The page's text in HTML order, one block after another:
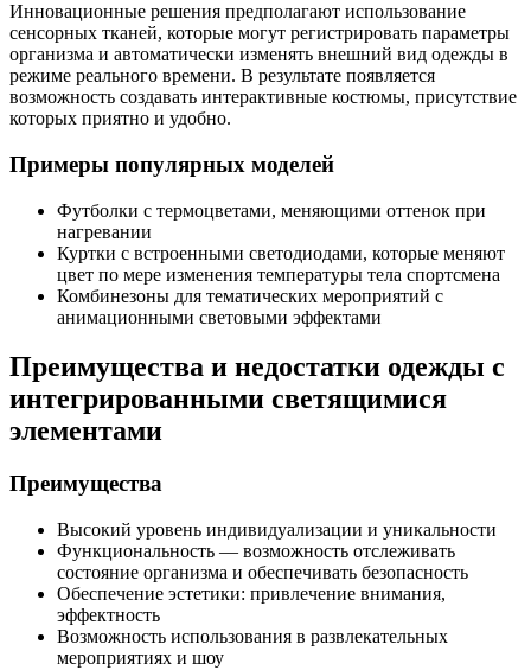
Инновационные решения предполагают использование
сенсорных тканей, которые могут регистрировать параметры
организма и автоматически изменять внешний вид одежды в
режиме реального времени. В результате появляется
возможность создавать интерактивные костюмы, присутствие
которых приятно и удобно.
Примеры популярных моделей
Футболки с термоцветами, меняющими оттенок при
нагревании
Куртки с встроенными светодиодами, которые меняют
цвет по мере изменения температуры тела спортсмена
Комбинезоны для тематических мероприятий с
анимационными световыми эффектами
Преимущества и недостатки одежды с
интегрированными светящимися
элементами
Преимущества
Высокий уровень индивидуализации и уникальности
Функциональность — возможность отслеживать
состояние организма и обеспечивать безопасность
Обеспечение эстетики: привлечение внимания,
эффектность
Возможность использования в развлекательных
мероприятиях и шоу